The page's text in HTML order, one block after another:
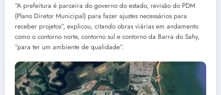
“A prefeitura é parceira do governo do estado, revisão do PDM
(Plano Diretor Municipal) para fazer ajustes necessários para
receber projetos”, explicou, citando obras viárias em andamento
como o contorno norte, contorno sul e contorno da Barra do Sahy,
“para ter um ambiente de qualidade”.